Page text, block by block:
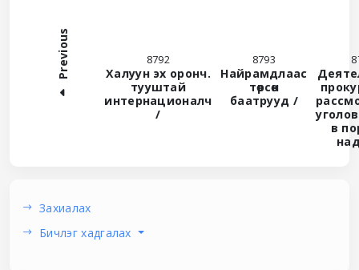
Previous 8792
Халуун эх оронч.
тууштай
интернационалч
/
8793
Найрамдлаас
төрсөн
баатрууд /
в
Захиалах
Бичлэг хадгалах